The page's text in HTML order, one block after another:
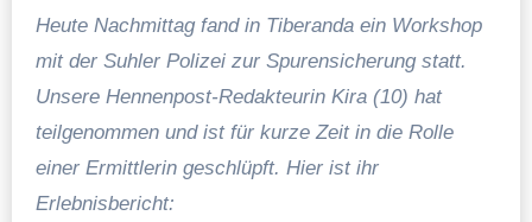
Heute Nachmittag fand in Tiberanda ein Workshop
mit der Suhler Polizei zur Spurensicherung statt.
Unsere Hennenpost-Redakteurin Kira (10) hat
teilgenommen und ist für kurze Zeit in die Rolle
einer Ermittlerin geschlüpft. Hier ist ihr
Erlebnisbericht: